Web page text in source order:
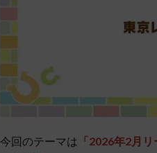
今回のテーマは 「2026年2月